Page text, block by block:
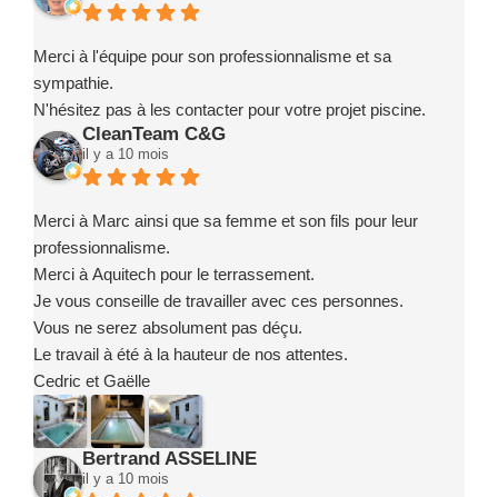
Merci à l'équipe pour son professionnalisme et sa
sympathie.
N'hésitez pas à les contacter pour votre projet piscine.
CleanTeam C&G
il y a 10 mois
Merci à Marc ainsi que sa femme et son fils pour leur
professionnalisme.
Merci à Aquitech pour le terrassement.
Je vous conseille de travailler avec ces personnes.
Vous ne serez absolument pas déçu.
Le travail à été à la hauteur de nos attentes.
Cedric et Gaëlle
Bertrand ASSELINE
il y a 10 mois